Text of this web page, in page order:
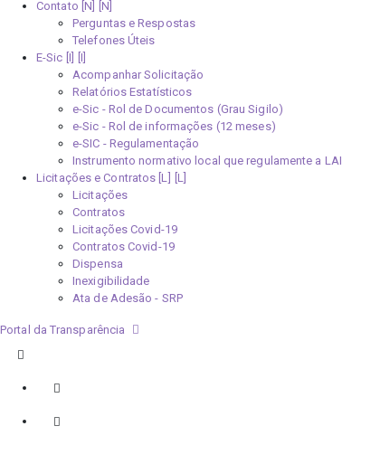
Contato [N]
Perguntas e Respostas
Telefones Úteis
E-Sic [I]
Acompanhar Solicitação
Relatórios Estatísticos
e-Sic - Rol de Documentos (Grau Sigilo)
e-Sic - Rol de informações (12 meses)
e-SIC - Regulamentação
Instrumento normativo local que regulamente a LAI
Licitações e Contratos [L]
Licitações
Contratos
Licitações Covid-19
Contratos Covid-19
Dispensa
Inexigibilidade
Ata de Adesão - SRP
Portal da Transparência